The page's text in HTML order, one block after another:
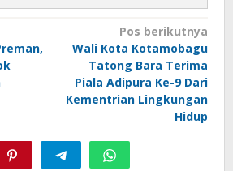
Pos berikutnya
Wali Kota Kotamobagu
Tatong Bara Terima
Piala Adipura Ke-9 Dari
Kementrian Lingkungan
Hidup